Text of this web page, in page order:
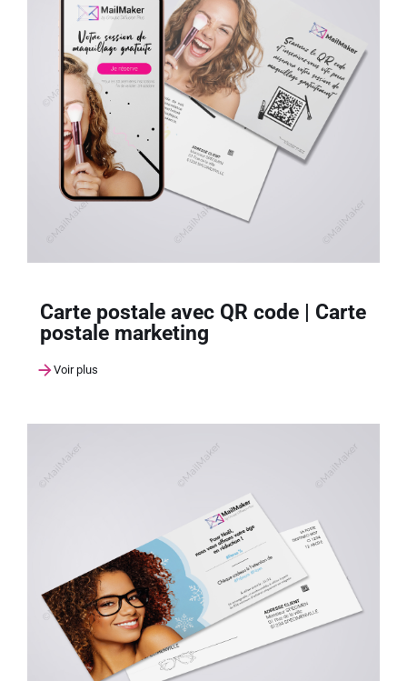
Carte postale avec QR code | Carte
postale marketing
Voir plus